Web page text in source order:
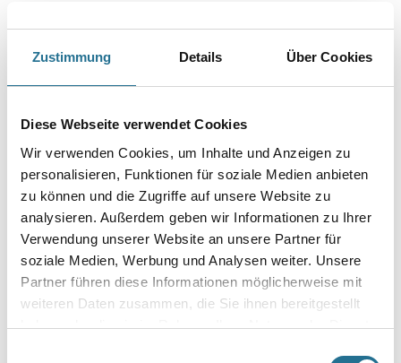
Zustimmung Details Über Cookies
Diese Webseite verwendet Cookies
Wir verwenden Cookies, um Inhalte und Anzeigen zu
personalisieren, Funktionen für soziale Medien anbieten
zu können und die Zugriffe auf unsere Website zu
analysieren. Außerdem geben wir Informationen zu Ihrer
Verwendung unserer Website an unsere Partner für
soziale Medien, Werbung und Analysen weiter. Unsere
Partner führen diese Informationen möglicherweise mit
weiteren Daten zusammen, die Sie ihnen bereitgestellt
haben oder die sie im Rahmen Ihrer Nutzung der Dienste
Farbtonbezeichnung
Glanzgrad
Gebinde
Umrechnungsfaktoren